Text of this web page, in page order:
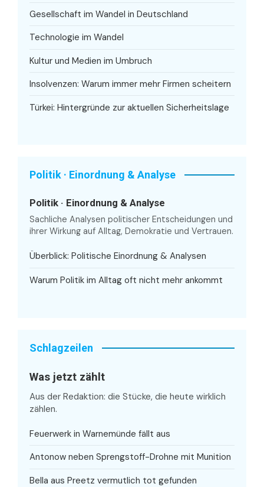
Gesellschaft im Wandel in Deutschland
Technologie im Wandel
Kultur und Medien im Umbruch
Insolvenzen: Warum immer mehr Firmen scheitern
Türkei: Hintergründe zur aktuellen Sicherheitslage
Politik · Einordnung & Analyse
Politik · Einordnung & Analyse
Sachliche Analysen politischer Entscheidungen und
ihrer Wirkung auf Alltag, Demokratie und Vertrauen.
Überblick: Politische Einordnung & Analysen
Warum Politik im Alltag oft nicht mehr ankommt
Schlagzeilen
Was jetzt zählt
Aus der Redaktion: die Stücke, die heute wirklich
zählen.
Feuerwerk in Warnemünde fällt aus
Antonow neben Sprengstoff-Drohne mit Munition
Bella aus Preetz vermutlich tot gefunden